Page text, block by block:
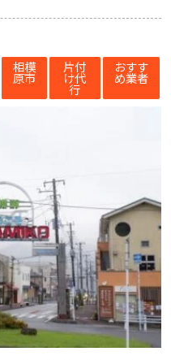
相模
原市
片付
け代
行
おすす
め業者